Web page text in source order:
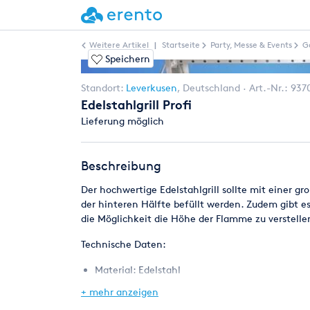
Weitere Artikel | Startseite Party, Messe & Events
Speichern
Standort: Leverkusen, Deutschland Art.-Nr.:
Edelstahlgrill Profi
Lieferung möglich
Beschreibung
Der hochwertige Edelstahlgrill sollte mit einer
der hinteren Hälfte befüllt werden. Zudem gibt
die Möglichkeit die Höhe der Flamme zu
Technische Daten:
Material: Edelstahl
Breite: 48cm
+ mehr anzeigen